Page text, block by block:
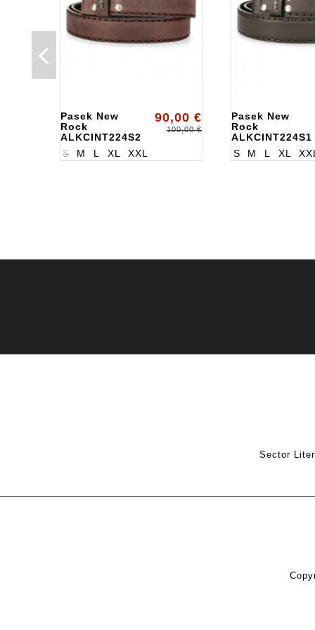
Pasek New
Rock
ALKCINT224S2
90,00 €
100,00 €
S M L XL XXL
Pasek New
Rock
ALKCINT224S1
S
M L XL
Sector